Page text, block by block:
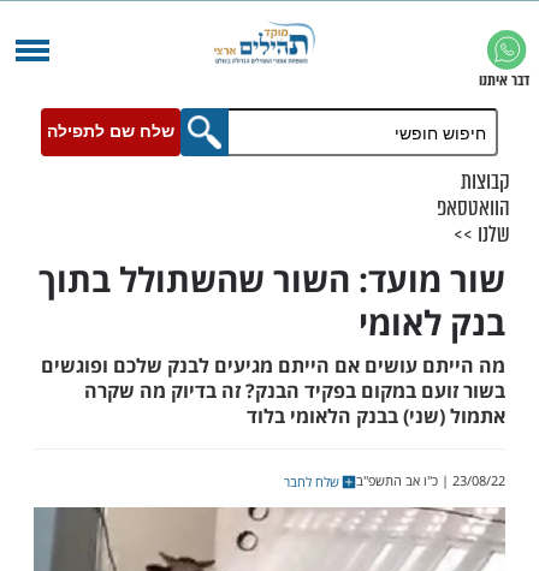
שלח שם לתפילה
השור שהשתולל בתוך
במקום בפקיד הבנק? זה בדיוק מה שקרה
בבנק הלאומי בלוד